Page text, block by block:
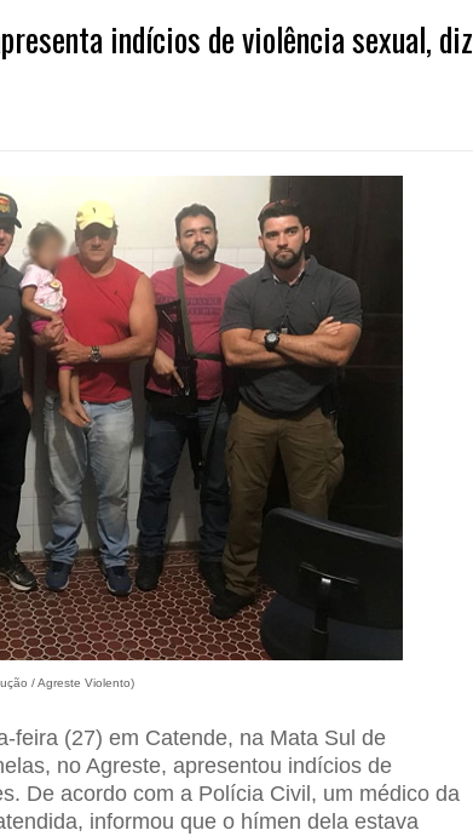
indícios de violência sexual, diz
/ Agreste Violento)
feira (27) em Catende, na Mata Sul de
no Agreste, apresentou indícios de
De acordo com a Polícia Civil, um médico da
informou que o hímen dela estava